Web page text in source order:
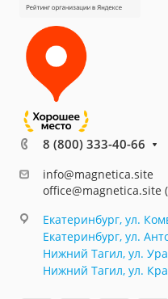
8 (800) 333-40-66
info@magnetica.site
office@magnetica.site
Екатеринбург, ул.
Екатеринбург, ул.
Нижний Тагил, ул.
Нижний Тагил, ул.